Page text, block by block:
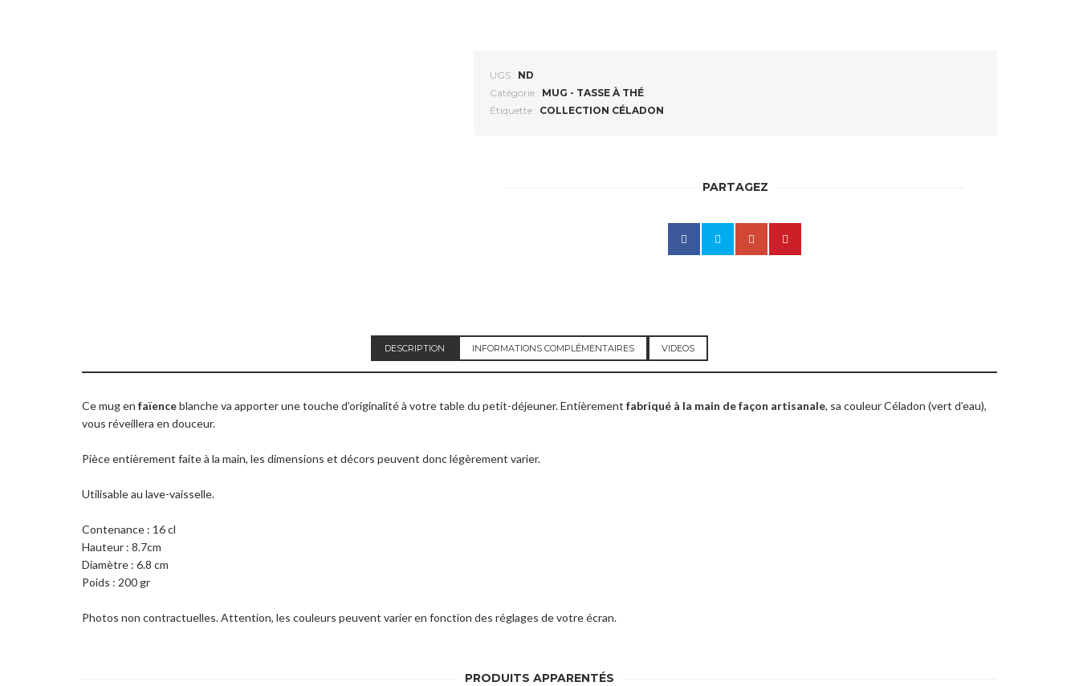
UGS : ND
Catégorie : MUG - TASSE À THÉ
Étiquette : COLLECTION CÉLADON
PARTAGEZ
DESCRIPTION INFORMATIONS COMPLÉMENTAIRES VIDEOS
Ce mug en faïenceblanche va apporter une touche d’originalité à votre table du petit-déjeuner. Entièrement fabriqué à la main de façon artisanale, sa couleur Céladon (vert d’eau),
vous réveillera en douceur.
Pièce entièrement faite à la main, les dimensions et décors peuvent donc légèrement varier.
Utilisable au lave-vaisselle.
Contenance : 16 cl
Hauteur : 8.7cm
Diamètre : 6.8 cm
Poids : 200 gr
Photos non contractuelles. Attention, les couleurs peuvent varier en fonction des réglages de votre écran.
PRODUITS APPARENTÉS
Retrouvez mes dates de marché sur mon fil instagram et mes boutiques dans les points de vente
du site